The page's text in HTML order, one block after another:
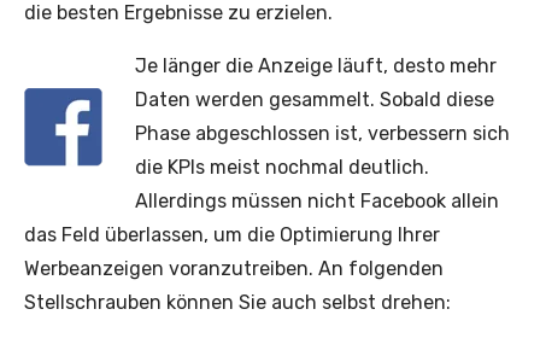
die besten Ergebnisse zu erzielen.
Je länger die Anzeige läuft, desto mehr
Daten werden gesammelt. Sobald diese
Phase abgeschlossen ist, verbessern sich
die KPIs meist nochmal deutlich.
Allerdings müssen nicht Facebook allein
das Feld überlassen, um die Optimierung Ihrer
Werbeanzeigen voranzutreiben. An folgenden
Stellschrauben können Sie auch selbst drehen: